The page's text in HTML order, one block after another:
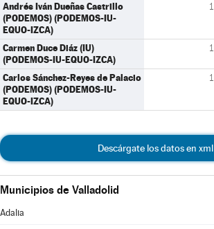
Andrés Iván Dueñas Castrillo
(PODEMOS) (PODEMOS-IU-
EQUO-IZCA)
1
Carmen Duce Diáz (IU)
(PODEMOS-IU-EQUO-IZCA)
1
Carlos Sánchez-Reyes de Palacio
(PODEMOS) (PODEMOS-IU-
EQUO-IZCA)
1
Descárgate los datos en xml
Municipios de Valladolid
Adalia